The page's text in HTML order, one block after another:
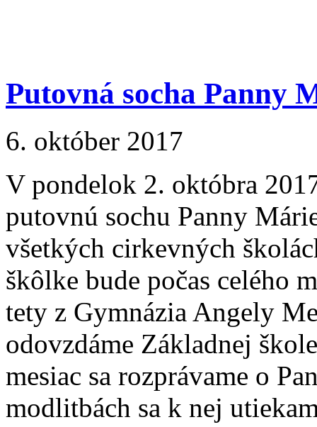
Putovná socha Panny
6. október 2017
V pondelok 2. októbra
putovnú sochu Panny
všetkých cirkevných
škôlke bude počas celého
tety z Gymnázia Angely
odovzdáme Základnej
mesiac sa rozprávame o
modlitbách sa k nej